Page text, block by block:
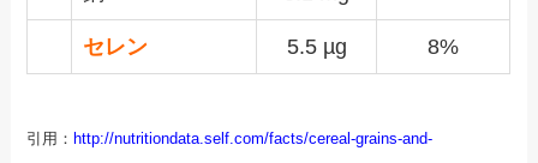
セレン 5.5 µg 8%
引用： http://nutritiondata.self.com/facts/cereal-grains-and-